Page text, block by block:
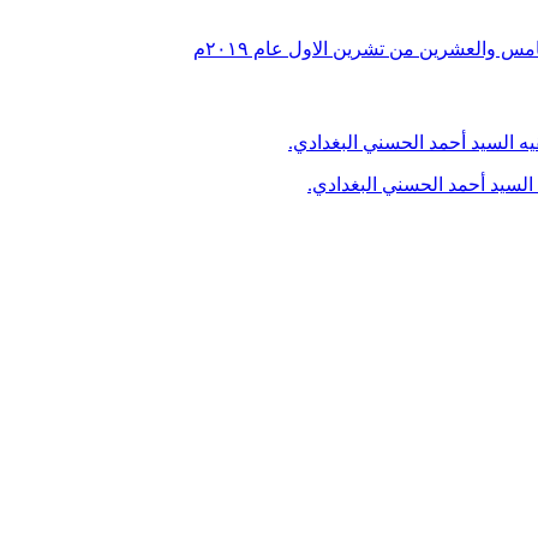
من تشرين الاول عام ٢٠١٩م
أحمد الحسني البغدادي.